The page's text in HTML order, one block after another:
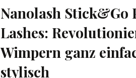
Nanolash Stick&Go
Lashes:
Wimpern ganz
stylisch